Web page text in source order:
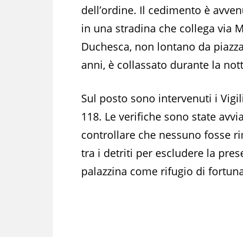
dell’ordine. Il cedimento è
in una stradina che collega via
Duchesca, non lontano da
anni, è collassato durante la
Sul posto sono intervenuti i
118. Le verifiche sono state
controllare che nessuno fosse
tra i detriti per escludere la
palazzina come rifugio di